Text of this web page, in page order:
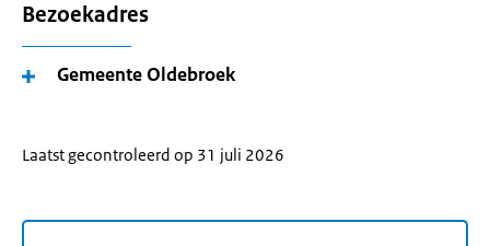
Bezoekadres
Gemeente Oldebroek
Laatst gecontroleerd op 31 juli 2026